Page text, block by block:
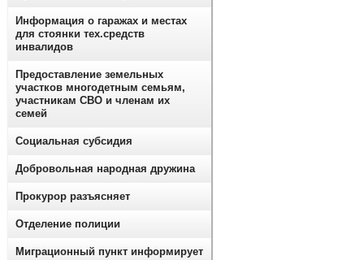
Информация о гаражах и местах
для стоянки тех.средств
инвалидов
Предоставление земельных
участков многодетным семьям,
участникам СВО и членам их
семей
Социальная субсидия
Добровольная народная дружина
Прокурор разъясняет
Отделение полиции
Миграционный пункт информирует